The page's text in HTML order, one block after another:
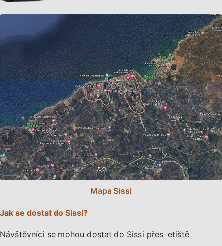
Mapa Sissi
Jak se dostat do Sissi?
Návštěvníci se mohou dostat do Sissi přes letiště